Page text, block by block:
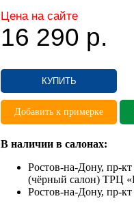
Цена на сайте
16 290 р.
КУПИТЬ
Добавить к примерке
В наличии в салонах:
Ростов-на-Дону, пр-
(чёрный салон) ТРЦ
Ростов-на-Дону, пр-